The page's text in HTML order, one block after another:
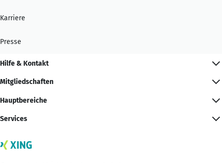
Karriere
Presse
Hilfe & Kontakt
Mitgliedschaften
Hauptbereiche
Services